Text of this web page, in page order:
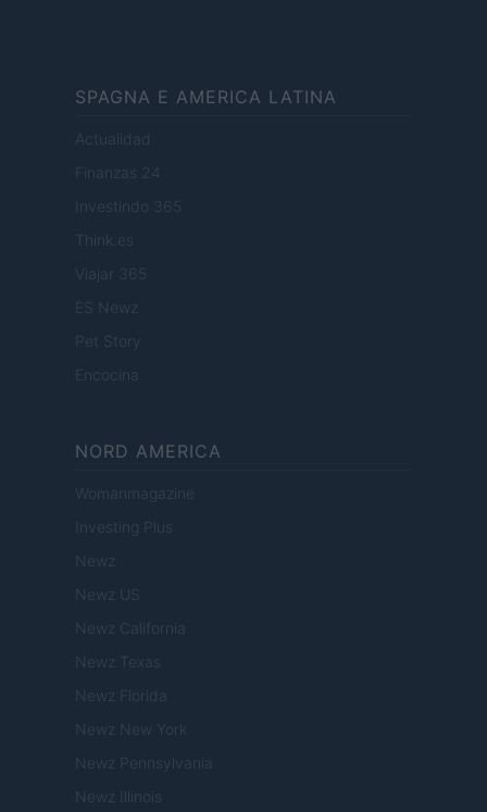
SPAGNA E AMERICA LATINA
Actualidad
Finanzas 24
Investindo 365
Think.es
Viajar 365
ES Newz
Pet Story
Encocina
NORD AMERICA
Womanmagazine
Investing Plus
Newz
Newz US
Newz California
Newz Texas
Newz Florida
Newz New York
Newz Pennsylvania
Newz Illinois